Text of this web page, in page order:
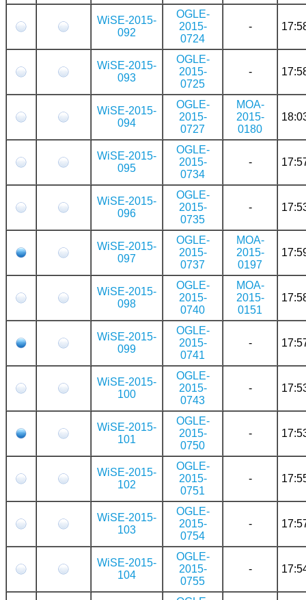
WiSE-2015-
092
OGLE-
2015-
0724
-
WiSE-2015-
093
OGLE-
2015-
0725
-
WiSE-2015-
094
OGLE-
2015-
0727
MOA-
2015-
0180
WiSE-2015-
095
OGLE-
2015-
0734
-
WiSE-2015-
096
OGLE-
2015-
0735
-
WiSE-2015-
097
OGLE-
2015-
0737
MOA-
2015-
0197
WiSE-2015-
098
OGLE-
2015-
0740
MOA-
2015-
0151
WiSE-2015-
099
OGLE-
2015-
0741
-
WiSE-2015-
100
OGLE-
2015-
0743
-
WiSE-2015-
101
OGLE-
2015-
0750
-
WiSE-2015-
102
OGLE-
2015-
0751
-
WiSE-2015-
103
OGLE-
2015-
0754
-
WiSE-2015-
104
OGLE-
2015-
0755
-